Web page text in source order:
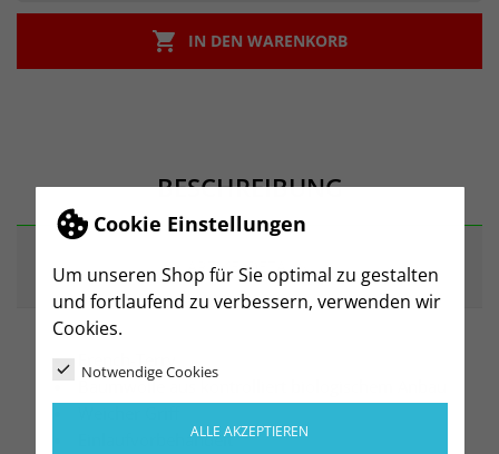
Cookie Einstellungen
Um unseren Shop für Sie optimal zu gestalten
und fortlaufend zu verbessern, verwenden wir
Cookies.
Notwendige Cookies
ALLE AKZEPTIEREN
 IN DEN WARENKORB
BESCHREIBUNG
ARTIKELDETAILS
Baumwolle aus kontrolliert biologischem Anbau
Einlaufvorbehandelt